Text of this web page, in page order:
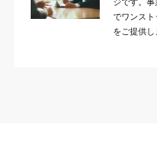
ジです。
でワンス
をご提供し